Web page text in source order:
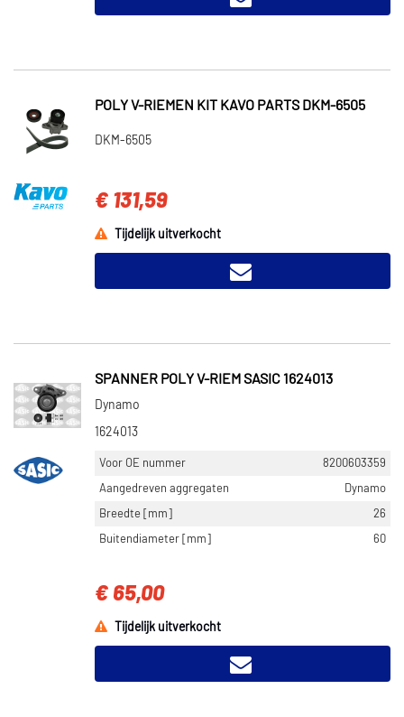
POLY V-RIEMEN KIT KAVO PARTS DKM-6505
DKM-6505
€ 131,59
Tijdelijk uitverkocht
SPANNER POLY V-RIEM SASIC 1624013
Dynamo
1624013
Voor OE nummer
8200603359
Aangedreven aggregaten
Dynamo
Breedte [mm]
26
Buitendiameter [mm]
60
€ 65,00
Tijdelijk uitverkocht